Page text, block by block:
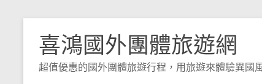
喜鴻國外團體旅遊網
超值優惠的國外團體旅遊行程，用旅遊來體驗異國